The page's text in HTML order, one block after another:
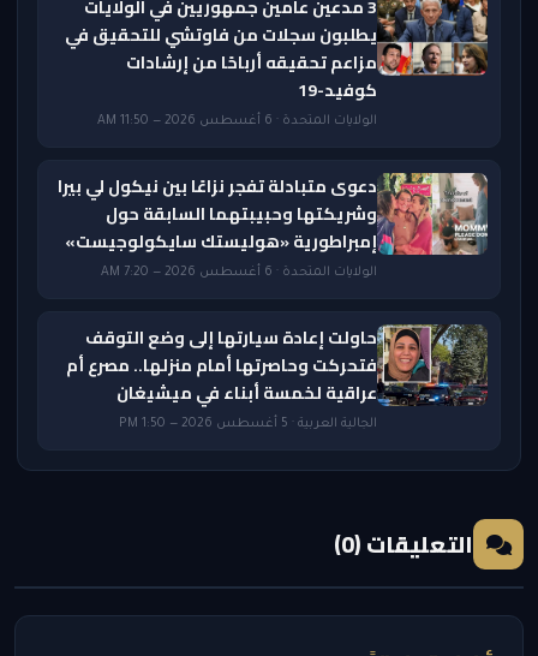
3 مدعين عامين جمهوريين في الولايات
يطلبون سجلات من فاوتشي للتحقيق في
مزاعم تحقيقه أرباحًا من إرشادات
كوفيد-19
الولايات المتحدة · 6 أغسطس 2026 — 11:50 AM
دعوى متبادلة تفجر نزاعًا بين نيكول لي بيرا
وشريكتها وحبيبتهما السابقة حول
إمبراطورية «هوليستك سايكولوجيست»
الولايات المتحدة · 6 أغسطس 2026 — 7:20 AM
حاولت إعادة سيارتها إلى وضع التوقف
فتحركت وحاصرتها أمام منزلها.. مصرع أم
عراقية لخمسة أبناء في ميشيغان
الجالية العربية · 5 أغسطس 2026 — 1:50 PM
التعليقات (0)